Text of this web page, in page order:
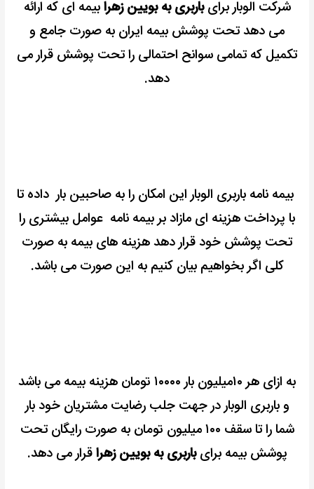
شرکت الوبار برایباربری به بویین زهرابیمه ای که ارائه
می دهد تحت پوشش بیمه ایران به صورت جامع و
تکمیل که تمامی سوانح احتمالی را تحت پوشش قرار می
دهد.
بیمه نامه باربری الوبار این امکان را به صاحبین بار داده تا
با پرداخت هزینه ای مازاد بر بیمه نامه عوامل بیشتری را
تحت پوشش خود قرار دهد هزینه های بیمه به صورت
کلی اگر بخواهیم بیان کنیم به این صورت می باشد.
به ازای هر ۱۰میلیون بار ۱۰۰۰۰ تومان هزینه بیمه می باشد
و باربری الوبار در جهت جلب رضایت مشتریان خود بار
شما را تا سقف ۱۰۰ میلیون تومان به صورت رایگان تحت
پوشش بیمه برایباربری به بویین زهراقرار می دهد.